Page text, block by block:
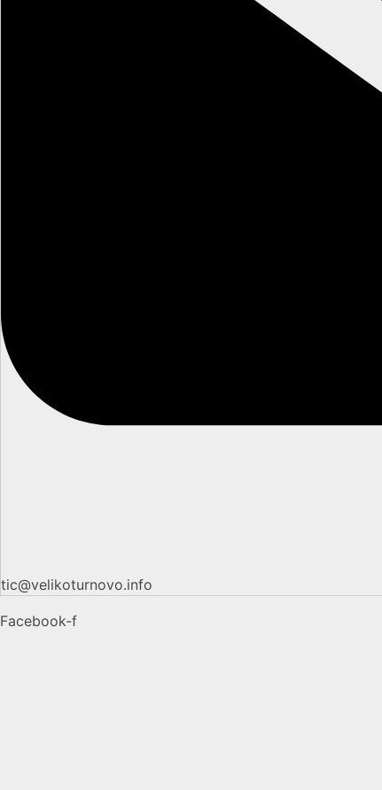
tic@velikoturnovo.info
Facebook-f